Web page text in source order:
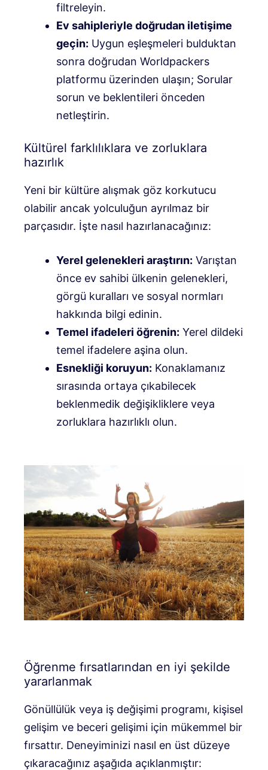
filtreleyin.
Ev sahipleriyle doğrudan iletişime
geçin: Uygun eşleşmeleri bulduktan
sonra doğrudan Worldpackers
platformu üzerinden ulaşın; Sorular
sorun ve beklentileri önceden
netleştirin.
Kültürel farklılıklara ve zorluklara
hazırlık
Yeni bir kültüre alışmak göz korkutucu
olabilir ancak yolculuğun ayrılmaz bir
parçasıdır. İşte nasıl hazırlanacağınız:
Yerel gelenekleri araştırın: Varıştan
önce ev sahibi ülkenin gelenekleri,
görgü kuralları ve sosyal normları
hakkında bilgi edinin.
Temel ifadeleri öğrenin: Yerel dildeki
temel ifadelere aşina olun.
Esnekliği koruyun: Konaklamanız
sırasında ortaya çıkabilecek
beklenmedik değişikliklere veya
zorluklara hazırlıklı olun.
Öğrenme fırsatlarından en iyi şekilde
yararlanmak
Gönüllülük veya iş değişimi programı, kişisel
gelişim ve beceri gelişimi için mükemmel bir
fırsattır. Deneyiminizi nasıl en üst düzeye
çıkaracağınız aşağıda açıklanmıştır: